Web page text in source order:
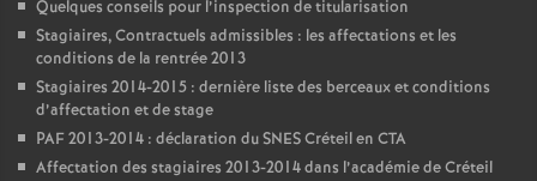
Quelques conseils pour l’inspection de titularisation
Stagiaires, Contractuels admissibles : les affectations et les
conditions de la rentrée 2013
Stagiaires 2014-2015 : dernière liste des berceaux et conditions
d’affectation et de stage
PAF2013-2014 : déclaration duSNESCréteil en CTA
Affectation des stagiaires 2013-2014 dans l’académie de Créteil